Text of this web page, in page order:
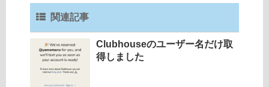
関連記事
Clubhouseのユーザー名だけ取
得しました